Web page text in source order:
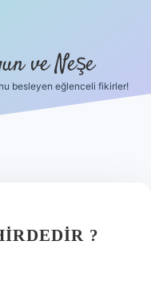
ve Neşe
besleyen eğlenceli fikirler!
?